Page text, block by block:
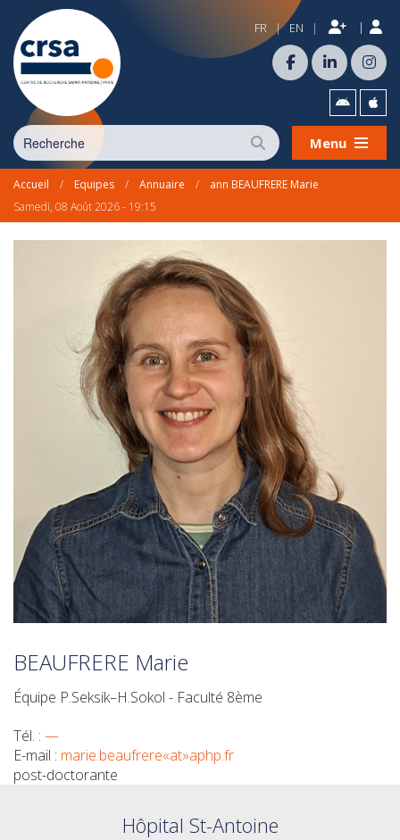
FR | EN | |
Menu
Accueil / Equipes / Annuaire /
ann BEAUFRERE Marie
Samedi, 08 Août 2026 - 19:15
BEAUFRERE Marie
Équipe P.Seksik–H.Sokol - Faculté 8ème
Tél. : —
E-mail : marie.beaufrere«at»aphp.fr
post-doctorante
Hôpital St-Antoine